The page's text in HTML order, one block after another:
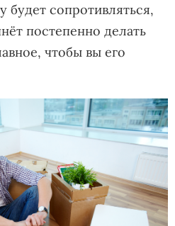
будет сопротивляться,
постепенно делать
чтобы вы его